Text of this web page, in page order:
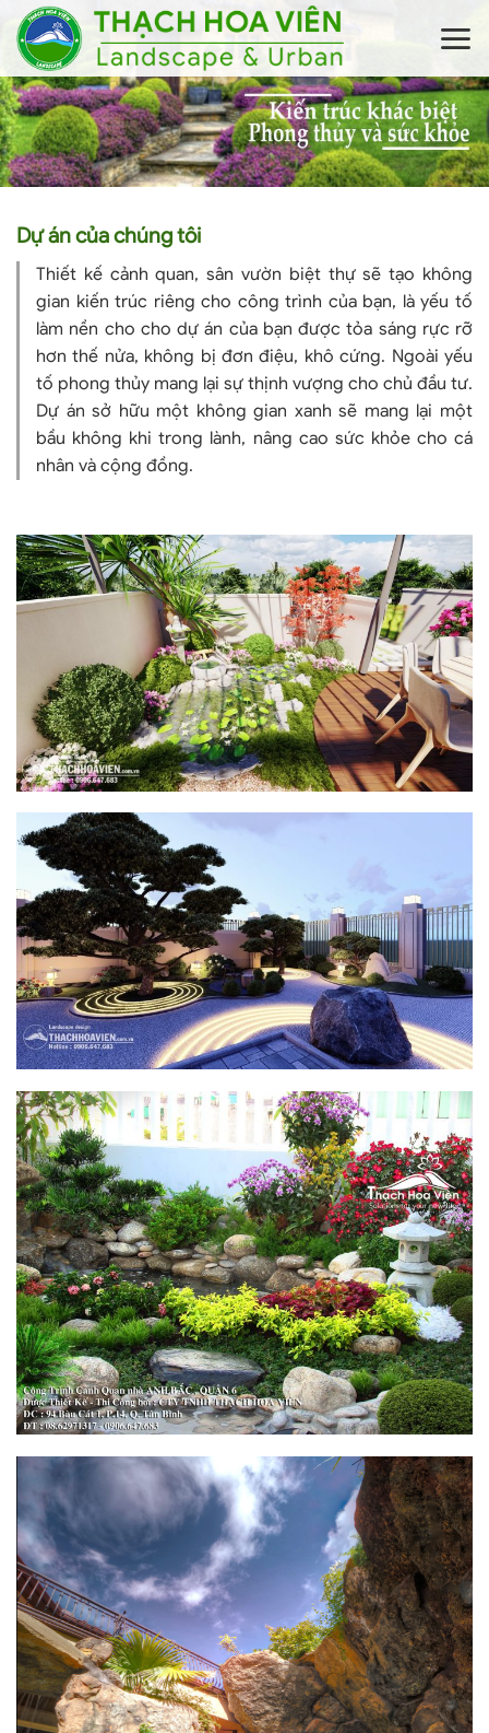
Skip
content
Dự án của chúng tôi
Thiết kế cảnh quan, sân vườn biệt thự sẽ tạo không
gian kiến trúc riêng cho công trình của bạn, là yếu tố
làm nền cho cho dự án của bạn được tỏa sáng rực rỡ
hơn thế nửa, không bị đơn điệu, khô cứng. Ngoài yếu
tố phong thủy mang lại sự thịnh vượng cho chủ đầu tư.
Dự án sở hữu một không gian xanh sẽ mang lại một
bầu không khi trong lành, nâng cao sức khỏe cho cá
nhân và cộng đồng.